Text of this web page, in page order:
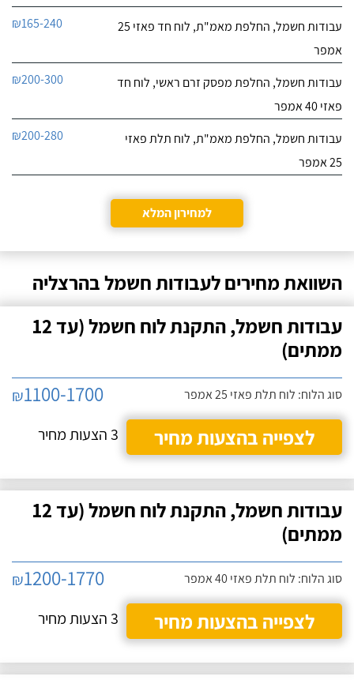
עבודות חשמל, החלפת מאמ"ת, לוח חד פאזי 25
אמפר
₪165-240
עבודות חשמל, החלפת מפסק זרם ראשי, לוח חד
פאזי 40 אמפר
₪200-300
עבודות חשמל, החלפת מאמ"ת, לוח תלת פאזי
25 אמפר
₪200-280
למחירון המלא
השוואת מחירים לעבודות חשמל בהרצליה
עבודות חשמל, התקנת לוח חשמל (עד 12
ממתים)
סוג הלוח: לוח תלת פאזי 25 אמפר ₪1100-1700
לצפייה בהצעות מחיר
3 הצעות מחיר
עבודות חשמל, התקנת לוח חשמל (עד 12
ממתים)
סוג הלוח: לוח תלת פאזי 40 אמפר ₪1200-1770
לצפייה בהצעות מחיר
3 הצעות מחיר